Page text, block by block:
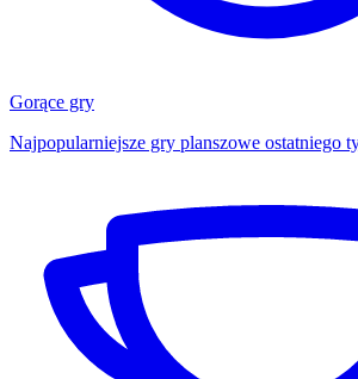
Gorące gry
Najpopularniejsze gry planszowe ostatniego